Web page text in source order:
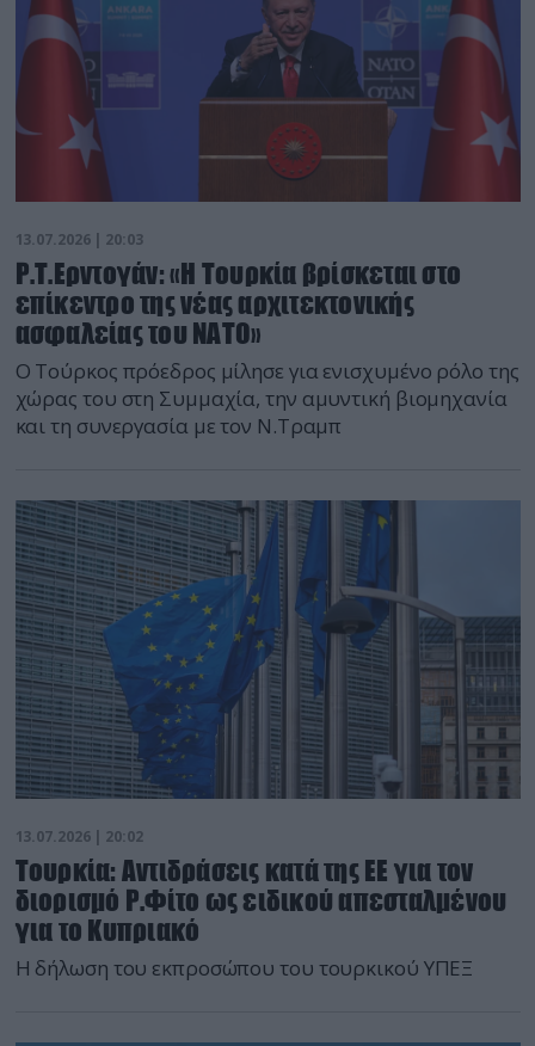
13.07.2026 | 20:03
Ρ.Τ.Ερντογάν: «Η Τουρκία βρίσκεται στο
επίκεντρο της νέας αρχιτεκτονικής
ασφαλείας του ΝΑΤΟ»
Ο Τούρκος πρόεδρος μίλησε για ενισχυμένο ρόλο της
χώρας του στη Συμμαχία, την αμυντική βιομηχανία
και τη συνεργασία με τον Ν.Τραμπ
13.07.2026 | 20:02
Τουρκία: Αντιδράσεις κατά της ΕΕ για τον
διορισμό Ρ.Φίτο ως ειδικού απεσταλμένου
για το Κυπριακό
Η δήλωση του εκπροσώπου του τουρκικού ΥΠΕΞ